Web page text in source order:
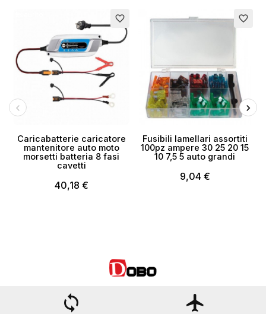
favorite_border
Caricabatterie caricatore
mantenitore auto moto
morsetti batteria 8 fasi
cavetti
40,18 €
favorite_border
Fusibili lamellari assortiti
100pz ampere 30 25 20 15
10 7,5 5 auto grandi
9,04 €
loop flight